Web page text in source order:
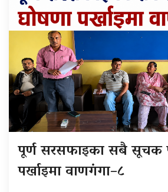
पूर्ण सरसफाइका सबै सूचक
पर्खाइमा वाणगंगा–८